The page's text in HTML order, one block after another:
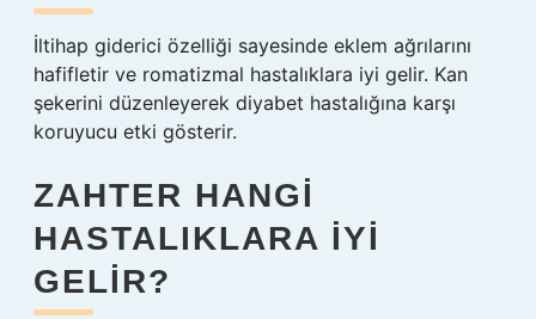
İltihap giderici özelliği sayesinde eklem ağrılarını
hafifletir ve romatizmal hastalıklara iyi gelir. Kan
şekerini düzenleyerek diyabet hastalığına karşı
koruyucu etki gösterir.
ZAHTER HANGI
HASTALIKLARA IYI
GELIR?